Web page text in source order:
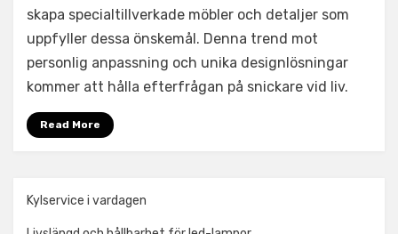
skapa specialtillverkade möbler och detaljer som
uppfyller dessa önskemål. Denna trend mot
personlig anpassning och unika designlösningar
kommer att hålla efterfrågan på snickare vid liv.
Read More
Kylservice i vardagen